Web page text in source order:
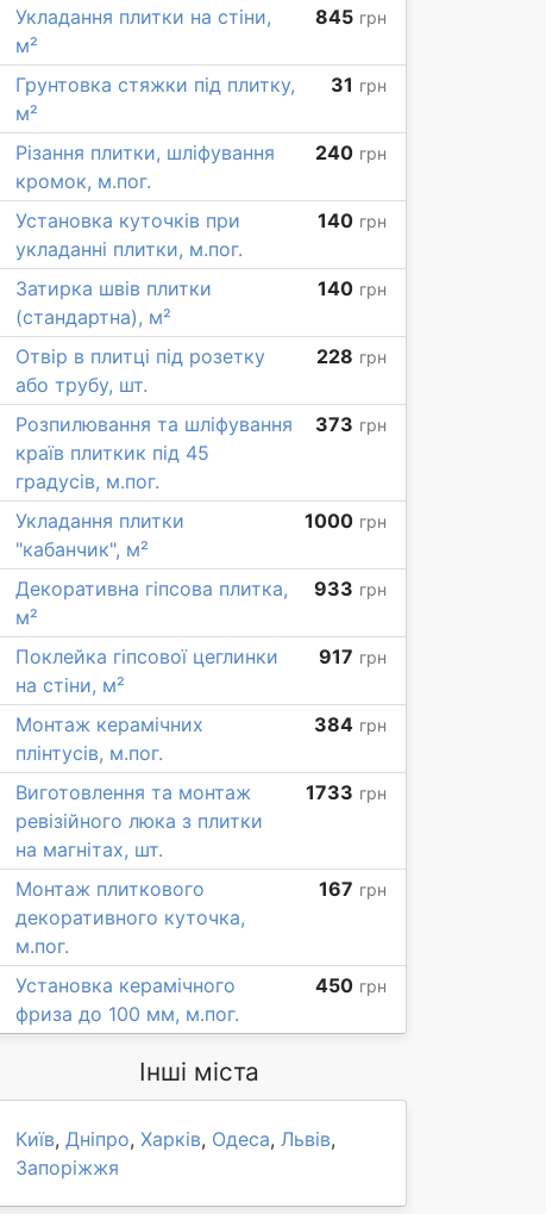
Укладання плитки на стіни,
м²
845 грн
Грунтовка стяжки під плитку,
м²
31 грн
Різання плитки, шліфування
кромок, м.пог.
240 грн
Установка куточків при
укладанні плитки, м.пог.
140 грн
Затирка швів плитки
(стандартна), м²
140 грн
Отвір в плитці під розетку
або трубу, шт.
228 грн
Розпилювання та шліфування
країв плиткик під 45
градусів, м.пог.
373 грн
Укладання плитки
"кабанчик", м²
1000 грн
Декоративна гіпсова плитка,
м²
933 грн
Поклейка гіпсової цеглинки
на стіни, м²
917 грн
Монтаж керамічних
плінтусів, м.пог.
384 грн
Виготовлення та монтаж
ревізійного люка з плитки
на магнітах, шт.
1733 грн
Монтаж плиткового
декоративного куточка,
м.пог.
167 грн
Установка керамічного
фриза до 100 мм, м.пог.
450 грн
Інші міста
Київ, Дніпро, Харків, Одеса, Львів,
Запоріжжя